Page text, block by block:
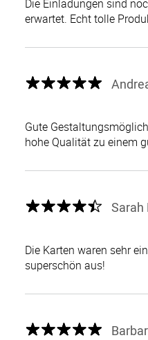
Die Einladungen sind
erwartet. Echt tolle
Gute
hohe Qualität zu einem
Sarah
Die Karten waren sehr
superschön aus!